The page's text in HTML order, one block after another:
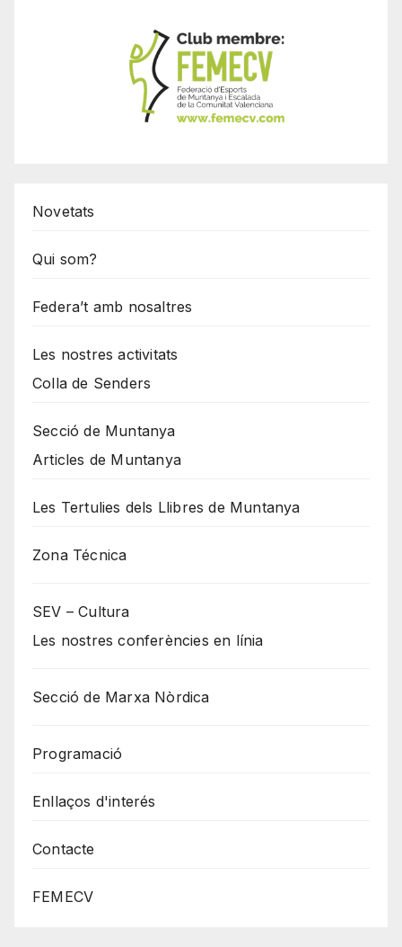
Novetats
Qui som?
Federa’t amb nosaltres
Les nostres activitats
Colla de Senders
Secció de Muntanya
Articles de Muntanya
Les Tertulies dels Llibres de Muntanya
Zona Técnica
SEV – Cultura
Les nostres conferències en línia
Secció de Marxa Nòrdica
Programació
Enllaços d'interés
Contacte
FEMECV